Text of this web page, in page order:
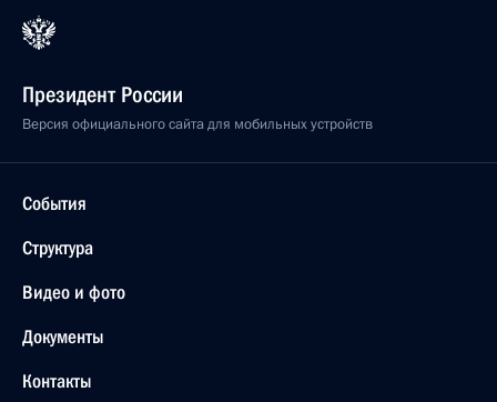
Президент России
Версия официального сайта для мобильных устройств
События
Структура
Видео и фото
Документы
Контакты